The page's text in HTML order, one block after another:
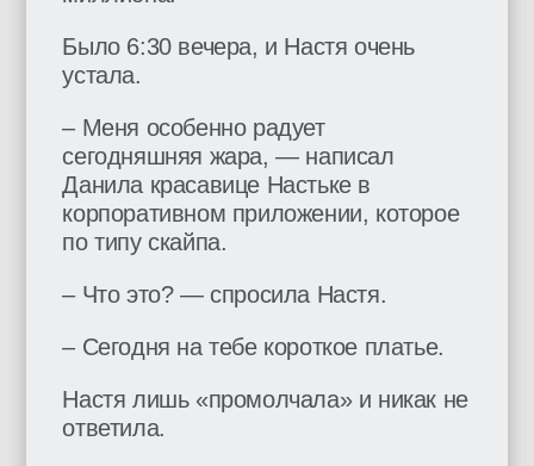
Было 6:30 вечера, и Настя очень
устала.
– Меня особенно радует
сегодняшняя жара, — написал
Данила красавице Настьке в
корпоративном приложении, которое
по типу скайпа.
– Что это? — спросила Настя.
– Сегодня на тебе короткое платье.
Настя лишь «промолчала» и никак не
ответила.